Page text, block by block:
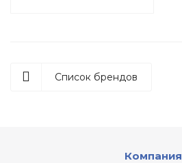
Список брендов
Компания